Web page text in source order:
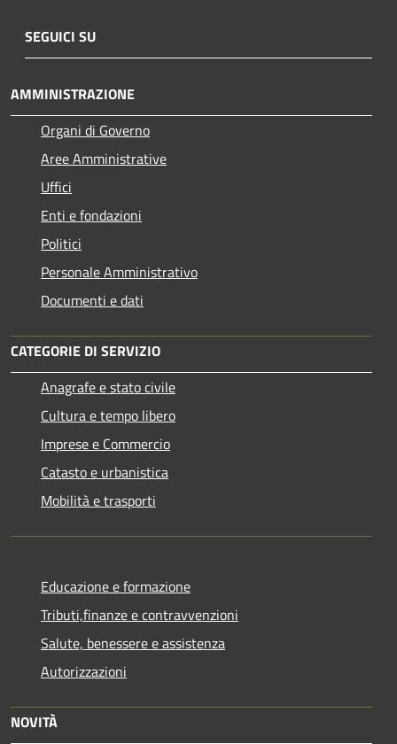
SEGUICI SU
AMMINISTRAZIONE
Organi di Governo
Aree Amministrative
Uffici
Enti e fondazioni
Politici
Personale Amministrativo
Documenti e dati
CATEGORIE DI SERVIZIO
Anagrafe e stato civile
Cultura e tempo libero
Imprese e Commercio
Catasto e urbanistica
Mobilità e trasporti
Educazione e formazione
Tributi,finanze e contravvenzioni
Salute, benessere e assistenza
Autorizzazioni
NOVITÀ